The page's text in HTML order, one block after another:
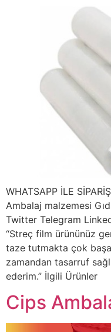
WHATSAPP İLE
Ambalaj malzemesi
Twitter Telegram
“Streç film ürününüz
taze tutmakta çok
zamandan tasarruf
ederim.” İlgili Ürünler
Cips